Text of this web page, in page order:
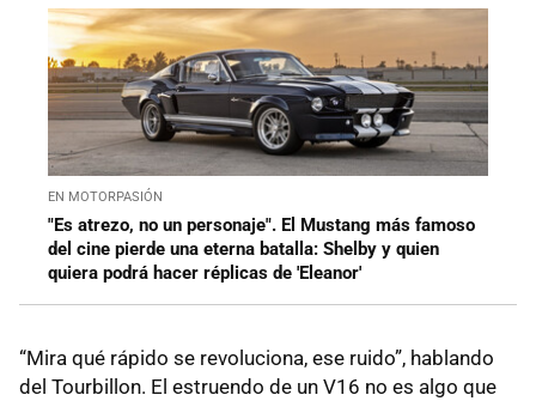
EN MOTORPASIÓN
"Es atrezo, no un personaje". El Mustang más famoso
del cine pierde una eterna batalla: Shelby y quien
quiera podrá hacer réplicas de 'Eleanor'
“Mira qué rápido se revoluciona, ese ruido”, hablando
del Tourbillon. El estruendo de un V16 no es algo que